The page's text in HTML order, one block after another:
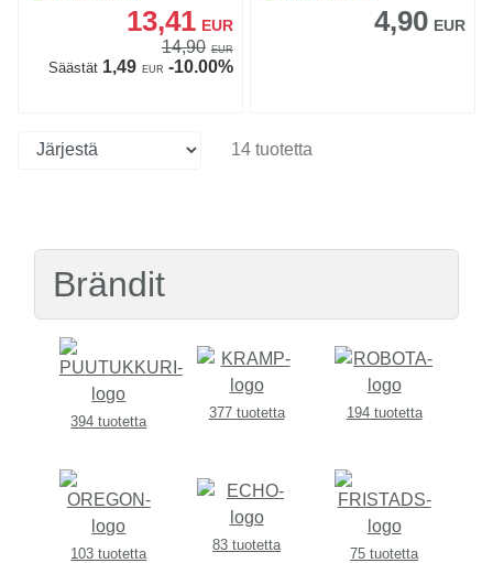
13,41 EUR
14,90 EUR
Säästät1,49 EUR -10.00%
4,90 EUR
14 tuotetta
Brändit
394 tuotetta
377 tuotetta 194 tuotetta
103 tuotetta
83 tuotetta
75 tuotetta